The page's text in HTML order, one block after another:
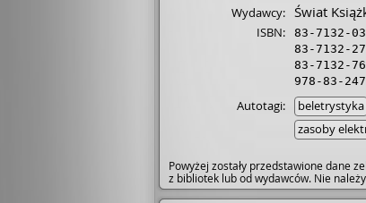
Wydawcy: Świat
ISBN: 83-7132-
83-7132-
83-7132-
978-83-
Autotagi: beletrystyka
zasoby
Powyżej zostały przedstawione dane
z bibliotek lub od wydawców. Nie